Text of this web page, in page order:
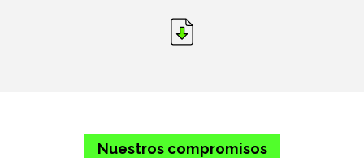
Nuestros compromisos